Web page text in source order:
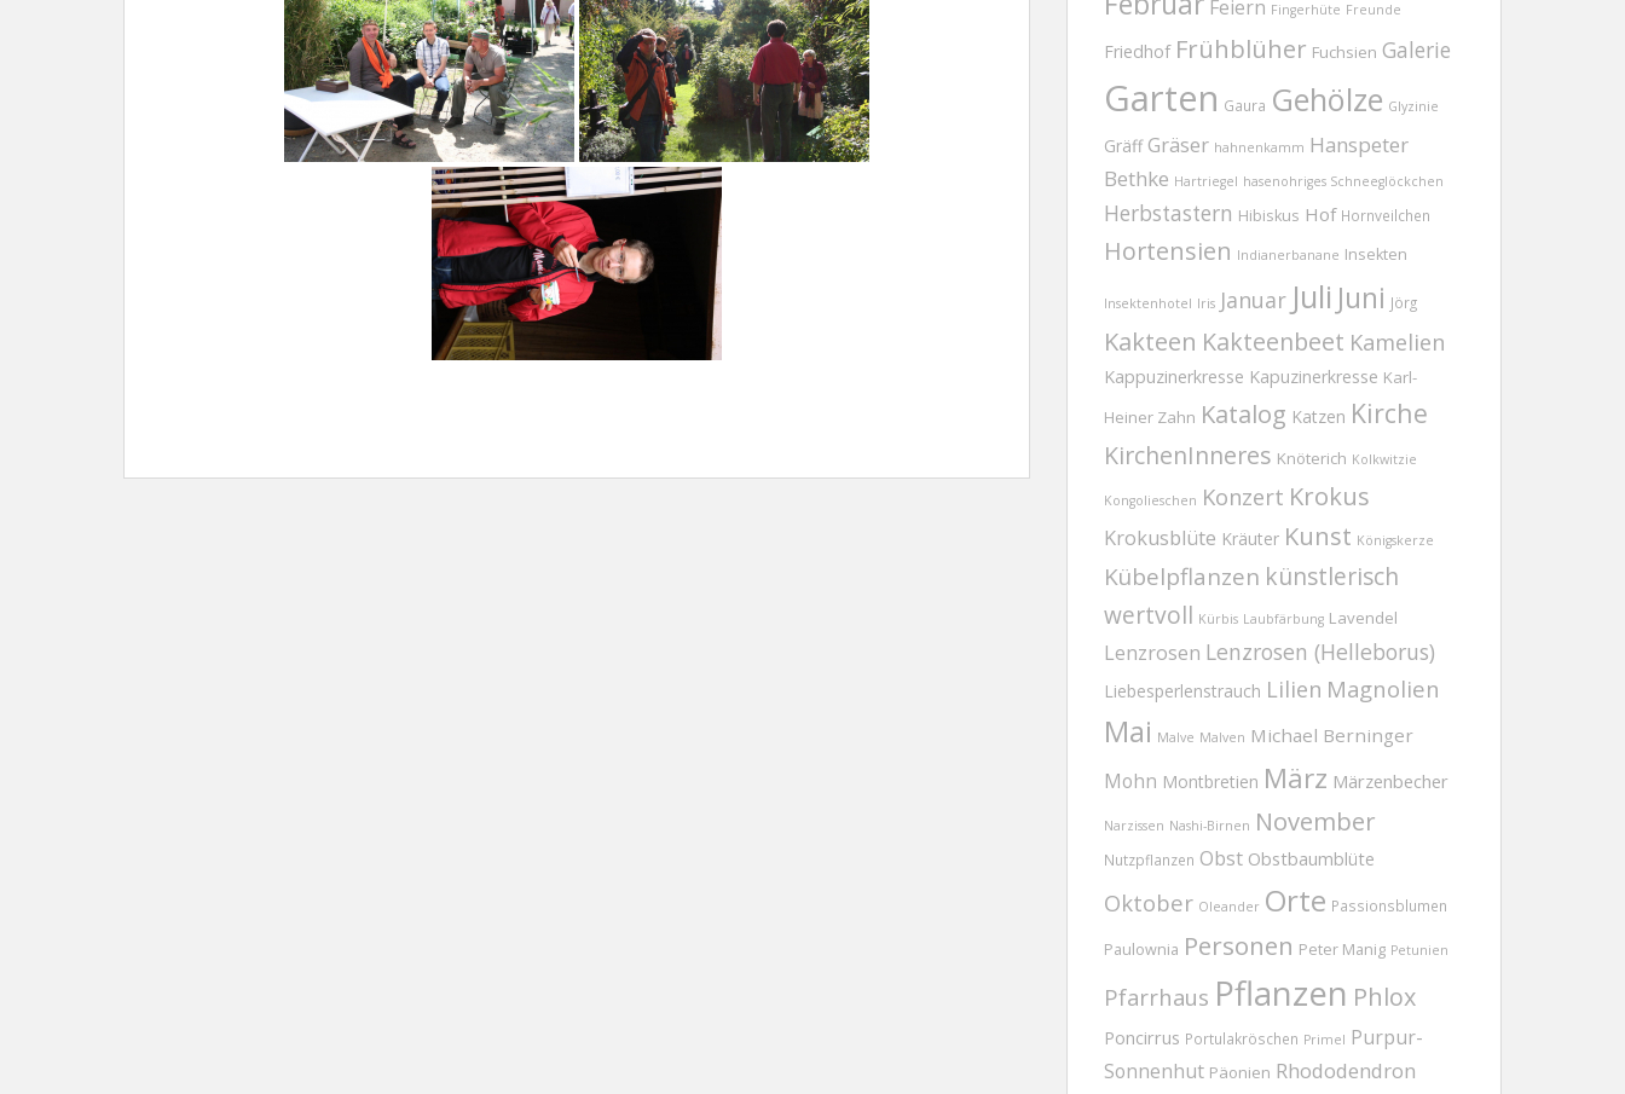
Feiern Fingerhüte Freunde
Friedhof Frühblüher Fuchsien Galerie
Garten Gaura Gehölze Glyzinie
Gräff Gräser hahnenkamm Hanspeter
Bethke Hartriegel hasenohriges Schneeglöckchen
Herbstastern Hibiskus Hof Hornveilchen
Hortensien Indianerbanane Insekten
Insektenhotel Iris Januar Juli Juni Jörg
Kakteen Kakteenbeet Kamelien
Kappuzinerkresse Kapuzinerkresse Karl-
Heiner Zahn Katalog Katzen Kirche
KirchenInneres Knöterich Kolkwitzie
Kongolieschen Konzert Krokus
Krokusblüte Kräuter Kunst Königskerze
Kübelpflanzen künstlerisch
wertvoll Kürbis Laubfärbung Lavendel
Lenzrosen Lenzrosen (Helleborus)
Liebesperlenstrauch Lilien Magnolien
Mai Malve Malven Michael Berninger
Mohn Montbretien März Märzenbecher
Narzissen Nashi-Birnen November
Nutzpflanzen Obst Obstbaumblüte
Oktober Oleander Orte Passionsblumen
Paulownia Personen Peter Manig Petunien
Pfarrhaus Pflanzen Phlox
Poncirrus Portulakröschen Primel Purpur-
Sonnenhut Päonien Rhododendron